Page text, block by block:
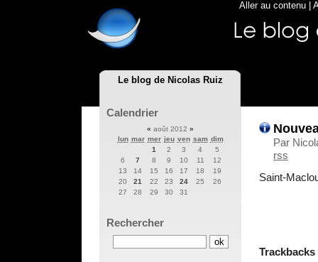
Le blog de Nicolas Ruiz
Aller au contenu
Par
rss
Saint-
Trackbacks
Calendrier
« août 2012 »
lun mar mer jeu ven sam dim
1
2 3 4
5
6
7 8 9 10 11
12
13
14 15 16 17 18
19
20
21 22 23 24 25
26
27
28 29 30 31
Rechercher